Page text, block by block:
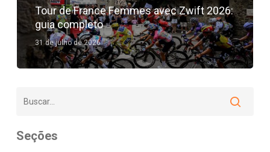
Tour de France Femmes avec Zwift 2026:
guia completo
31 de julho de 2026
Seções